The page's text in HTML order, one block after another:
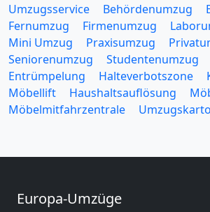
Umzugsservice Behördenumzug
Fernumzug
Firmenumzug
Mini Umzug
Praxisumzug
Seniorenumzug
Studentenumzug
Entrümpelung
Halteverbotszone
Möbellift
Haushaltsauflösung
Möbelmitfahrzentrale
Europa-Umzüge